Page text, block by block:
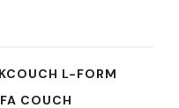
L-FORM
COUCH